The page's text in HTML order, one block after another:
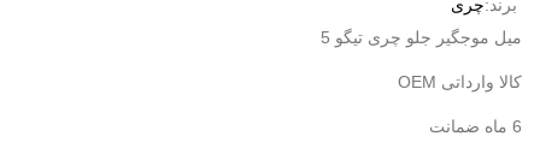
برند:چری
میل موجگیر جلو چری تیگو 5
کالا وارداتی OEM
6 ماه ضمانت